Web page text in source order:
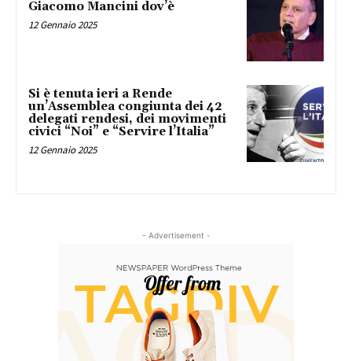
Giacomo Mancini dov’è
12 Gennaio 2025
Si è tenuta ieri a Rende
un’Assemblea congiunta dei 42
delegati rendesi, dei movimenti
civici “Noi” e “Servire l’Italia”
12 Gennaio 2025
- Advertisement -